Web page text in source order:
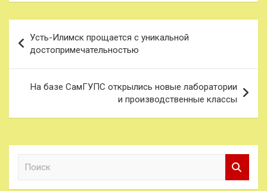
по
записям
Усть-Илимск прощается с уникальной
достопримечательностью
На базе СамГУПС открылись новые лаборатории
и производственные классы